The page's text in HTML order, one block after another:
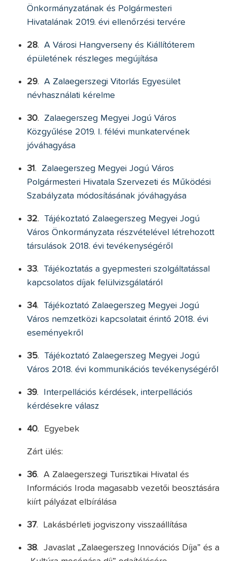
Önkormányzatának és Polgármesteri
Hivatalának 2019. évi ellenőrzési tervére
28.
A Városi Hangverseny és Kiállítóterem
épületének részleges megújítása
29.
A Zalaegerszegi Vitorlás Egyesület
névhasználati kérelme
30.
Zalaegerszeg Megyei Jogú Város
Közgyűlése 2019. I. félévi munkatervének
jóváhagyása
31.
Zalaegerszeg Megyei Jogú Város
Polgármesteri Hivatala Szervezeti és Működési
Szabályzata módosításának jóváhagyása
32.
Tájékoztató Zalaegerszeg Megyei Jogú
Város Önkormányzata részvételével létrehozott
társulások 2018. évi tevékenységéről
33.
Tájékoztatás a gyepmesteri szolgáltatással
kapcsolatos díjak felülvizsgálatáról
34.
Tájékoztató Zalaegerszeg Megyei Jogú
Város nemzetközi kapcsolatait érintő 2018. évi
eseményekről
35.
Tájékoztató Zalaegerszeg Megyei Jogú
Város 2018. évi kommunikációs tevékenységéről
39.
Interpellációs kérdések, interpellációs
kérdésekre válasz
40. Egyebek
Zárt ülés:
36. A Zalaegerszegi Turisztikai Hivatal és
Információs Iroda magasabb vezetői beosztására
kiírt pályázat elbírálása
37. Lakásbérleti jogviszony visszaállítása
38. Javaslat „Zalaegerszeg Innovációs Díja” és a